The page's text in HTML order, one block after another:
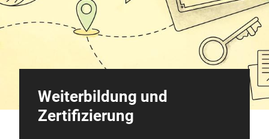
Weiterbildung und
Zertifizierung